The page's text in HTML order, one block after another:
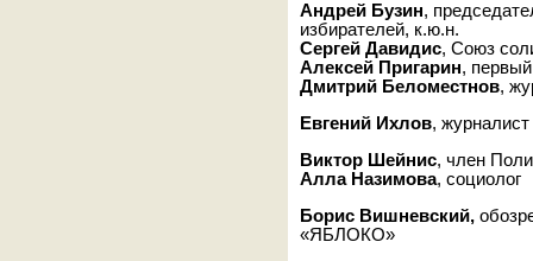
Андрей Бузин,
избирателей, к.ю.н.
Сергей Давидис, Союз
Алексей Пригарин,
Дмитрий Беломестнов,
Евгений Ихлов, журналист
Виктор Шейнис, член
Алла Назимова, социолог
Борис Вишневский,
«ЯБЛОКО»